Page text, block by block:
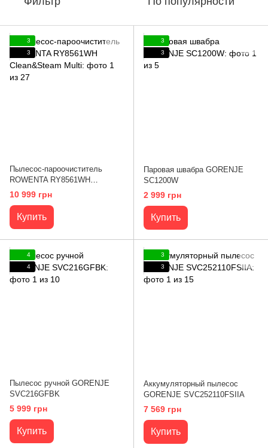
3
3
Пылесос-пароочиститель
ROWENTA RY8561WH
Clean&Steam Multi
10 999 грн
Купить
3
3
Паровая швабра GORENJE
SC1200W
2 999 грн
Купить
4
4
Пылесос ручной GORENJE
SVC216GFBK
5 999 грн
Купить
3
3
Аккумуляторный пылесос
GORENJE SVC252110FSIIA
7 569 грн
Купить